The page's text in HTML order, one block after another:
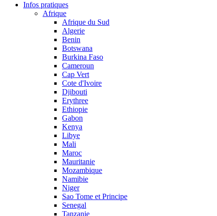
Infos pratiques
Afrique
Afrique du Sud
Algerie
Benin
Botswana
Burkina Faso
Cameroun
Cap Vert
Cote d'Ivoire
Djibouti
Erythree
Ethiopie
Gabon
Kenya
Libye
Mali
Maroc
Mauritanie
Mozambique
Namibie
Niger
Sao Tome et Principe
Senegal
Tanzanie